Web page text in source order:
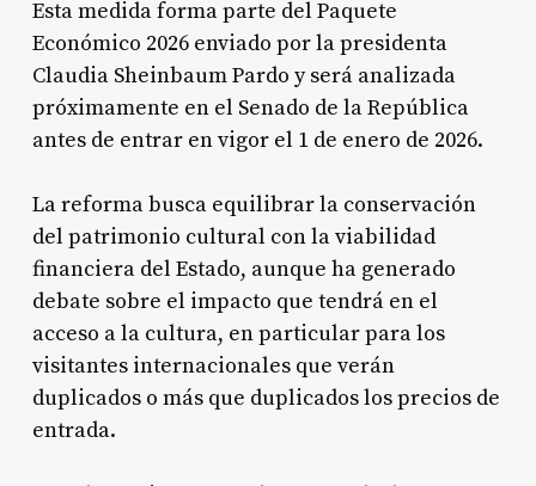
Esta medida forma parte del Paquete
Económico 2026 enviado por la presidenta
Claudia Sheinbaum Pardo y será analizada
próximamente en el Senado de la República
antes de entrar en vigor el 1 de enero de 2026.
La reforma busca equilibrar la conservación
del patrimonio cultural con la viabilidad
financiera del Estado, aunque ha generado
debate sobre el impacto que tendrá en el
acceso a la cultura, en particular para los
visitantes internacionales que verán
duplicados o más que duplicados los precios de
entrada.